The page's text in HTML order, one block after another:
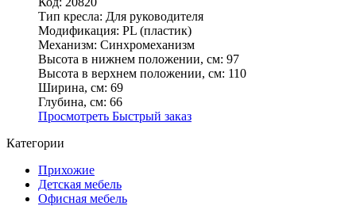
Тип кресла: Для руководителя
Модификация: PL (пластик)
Механизм: Синхромеханизм
Высота в нижнем положении, см: 97
Высота в верхнем положении, см: 110
Ширина, см: 69
Глубина, см: 66
Просмотреть Быстрый заказ
Категории
Прихожие
Детская мебель
Офисная мебель